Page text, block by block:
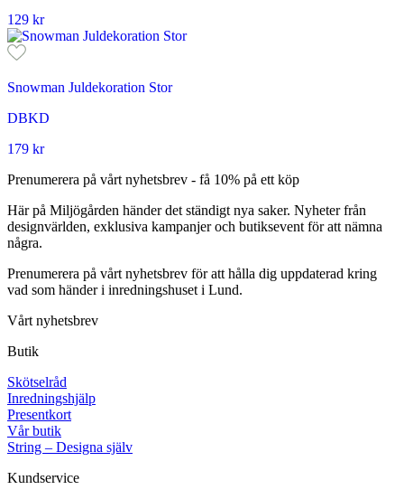
129 kr
Snowman Juldekoration Stor
DBKD
179 kr
Prenumerera på vårt nyhetsbrev - få 10% på ett köp
Här på Miljögården händer det ständigt nya saker. Nyheter från
designvärlden, exklusiva kampanjer och butiksevent för att nämna
några.
Prenumerera på vårt nyhetsbrev för att hålla dig uppdaterad kring
vad som händer i inredningshuset i Lund.
Vårt nyhetsbrev
Butik
Skötselråd
Inredningshjälp
Presentkort
Vår butik
String – Designa själv
Kundservice